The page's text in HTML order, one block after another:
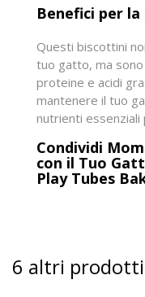
Benefici per la
Questi biscottini
tuo gatto, ma sono
proteine e acidi
mantenere il tuo
nutrienti
Condividi
con il Tuo
Play Tubes
6 altri prodotti